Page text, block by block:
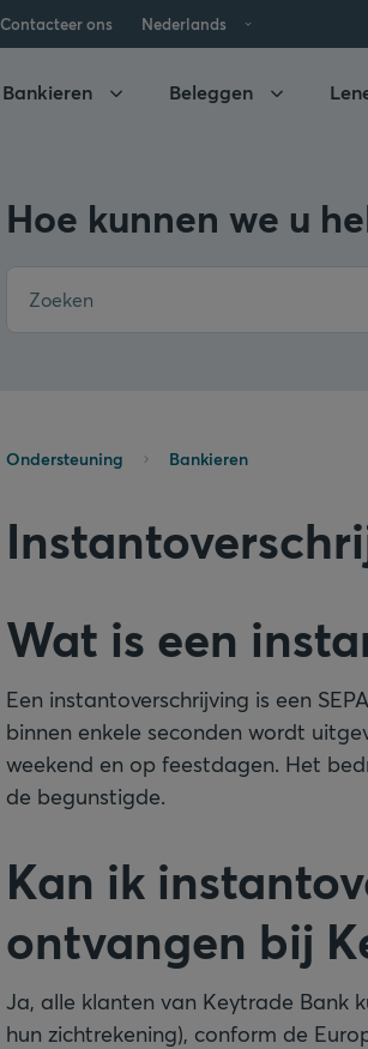
Contacteer ons Nederlands
Bankieren Beleggen
Hoe kunnen we u
Ondersteuning Bankieren
Wat is een
Een instantoverschrijving is een
binnen enkele seconden wordt
weekend en op feestdagen. Het
de begunstigde.
Kan ik
ontvangen bij
Ja, alle klanten van Keytrade Bank
hun zichtrekening), conform de